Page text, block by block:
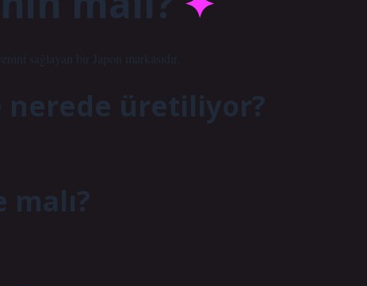
sağlayan bir Japon markasıdır.
nerede üretiliyor?